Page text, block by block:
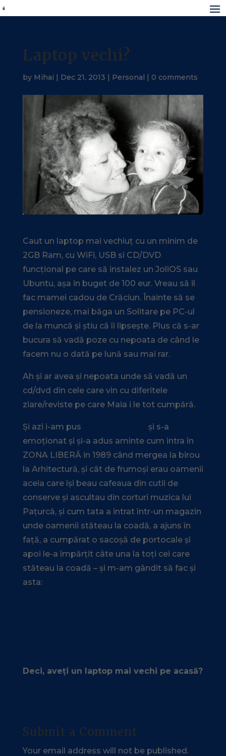
Laptop vechi?
by Mihai | Dec 21, 2013 | Personal | 0 comments
Caut un laptop mai vechiuț cu un minim de
2GB Ram, cu WiFi, USB si CD/DVD
funcțional pe care să instalez un JoliOS sau
Ubuntu, așa in buget de 100 eur. Vreau să il
fac mamei cadou de Crăciun. Înainte să se
pensioneze, mai băga un Solitare pe PC-ul
de la muncă și știu că îi lipsește. Plus că s-ar
bucura să vadă poze cu nepoata de când le
facem nu o dată pe lună sau mai rar.
Ah și ar avea și nepoata unde să vadă un
cd/dvd din cele care vin cu diferitele
ziare/reviste pe care Maia i le tot cumpără.
Și azi i-am pus
și s-a
emoționat și și-a adus aminte cum intra în
ZONA LIBERĂ in 1989 când mergea la birou
la Arhitectură, și cât de frumoși erau oamenii
aceia care își beau cafeaua din cutii de
conserve și ascultau din corturi muzica lui
Pațurcă, și cum tata a intrat într-un magazin
unde oamenii stăteau la coadă, a ajuns în
față, a cumpărat o sacoșă de portocale și
apoi le-a împărțit câte una la toți cei care
stăteau la coadă – și m-am gândit să fac și
asta:
Deci, aveți un laptop mai vechi pe acasă?
Submit a Comment
Your email address will not be published.